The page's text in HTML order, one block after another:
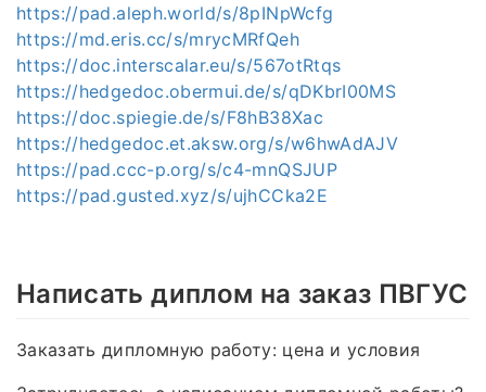
https://pad.aleph.world/s/8pINpWcfg
https://md.eris.cc/s/mrycMRfQeh
https://doc.interscalar.eu/s/567otRtqs
https://hedgedoc.obermui.de/s/qDKbrI00MS
https://doc.spiegie.de/s/F8hB38Xac
https://hedgedoc.et.aksw.org/s/w6hwAdAJV
https://pad.ccc-p.org/s/c4-mnQSJUP
https://pad.gusted.xyz/s/ujhCCka2E
Написать диплом на заказ ПВГУС
Заказать дипломную работу: цена и условия